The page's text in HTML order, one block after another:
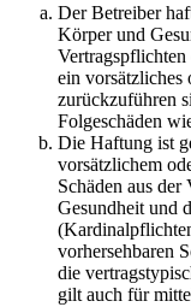
Der Betreiber
Körper und
ein vorsätzliches
zurückzuführen
Folgeschäden
Die Haftung ist
vorsätzlichem
Schäden aus
Gesundheit und
vorhersehbaren
die
gilt auch für